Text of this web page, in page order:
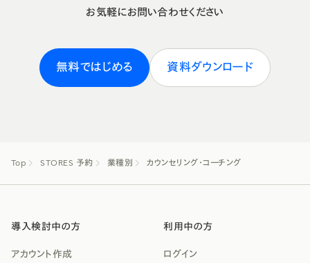
お気軽にお問い合わせください
無料ではじめる 資料ダウンロード
Top STORES 予約 業種別 カウンセリング・コーチング
導入検討中の方
アカウント作成
利用中の方
ログイン